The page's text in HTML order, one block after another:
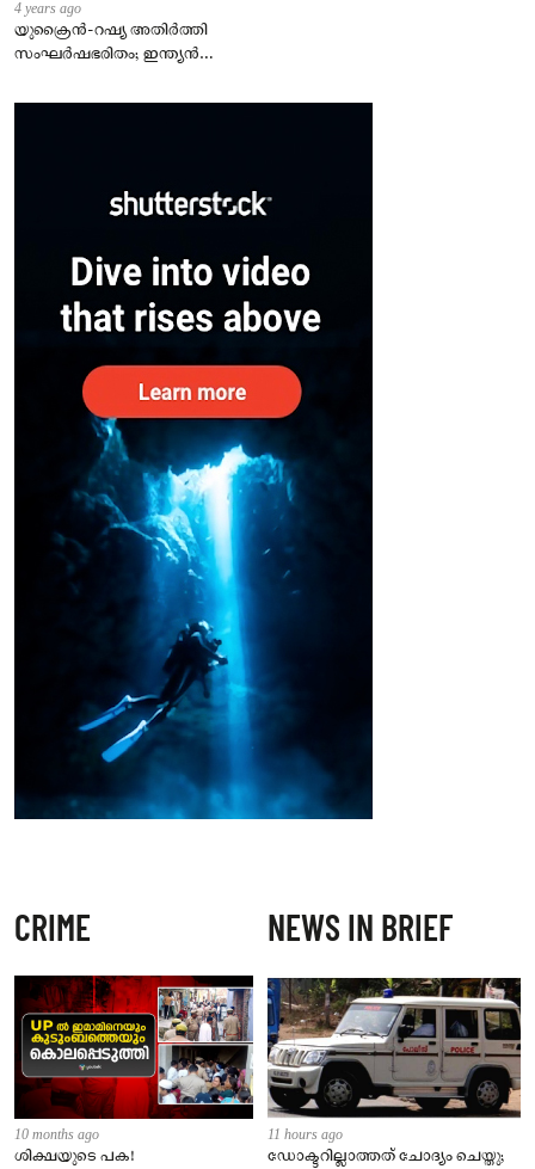
4 years ago
യുക്രൈന്‍-റഷ്യ അതിർത്തി
സംഘർഷഭരിതം; ഇന്ത്യന്‍
CRIME
10 months ago
ശിക്ഷയുടെ പക!
NEWS IN BRIEF
11 hours ago
ഡോക്ടറില്ലാത്തത് ചോദ്യം ചെയ്തു;